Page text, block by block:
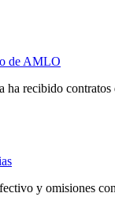
de AMLO
recibido
y omisiones